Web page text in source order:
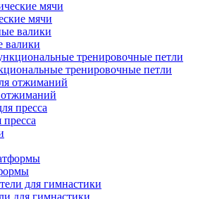
мячи
валики
тренировочные петли
для гимнастики